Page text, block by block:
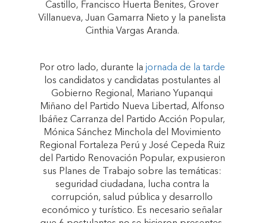
Castillo, Francisco Huerta Benites, Grover
Villanueva, Juan Gamarra Nieto y la panelista
Cinthia Vargas Aranda.
Por otro lado, durante la jornada de la tarde
los candidatos y candidatas postulantes al
Gobierno Regional, Mariano Yupanqui
Miñano del Partido Nueva Libertad, Alfonso
Ibáñez Carranza del Partido Acción Popular,
Mónica Sánchez Minchola del Movimiento
Regional Fortaleza Perú y José Cepeda Ruiz
del Partido Renovación Popular, expusieron
sus Planes de Trabajo sobre las temáticas:
seguridad ciudadana, lucha contra la
corrupción, salud pública y desarrollo
económico y turístico. Es necesario señalar